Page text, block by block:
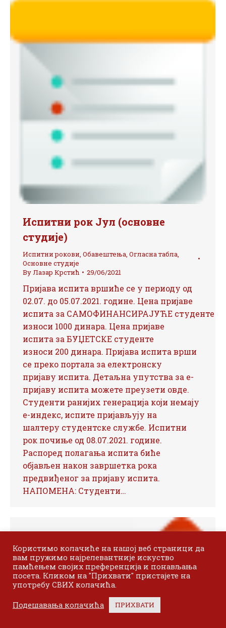
Испитни рок Јул (основне
студије)
Испитни рокови, Обавештења, Огласна табла,
Основне студије
ByЛазар Крстић 29/06/2021
Пријава испита вршиће се у периоду од
02.07. до 05.07.2021. године. Цена пријаве
испита за САМОФИНАНСИРАЈУЋЕ студенте
износи 1000 динара. Цена пријаве
испита за БУЏЕТСКЕ студенте
износи 200 динара. Пријава испита врши
се преко портала за електронску
пријаву испита. Детаљна упутства за е-
пријаву испита можете преузети овде.
Студенти ранијих генерација који немају
е-индекс, испите пријављују на
шалтеру студентске службе. Испитни
рок почиње од 08.07.2021. године.
Распоред полагања испита биће
објављен након завршетка рока
предвиђеног за пријаву испита.
НАПОМЕНА: Студенти…
Користимо колачиће на нашој веб страници да
вам пружимо најрелевантније искуство
памћењем својих преференција и понављања
посета. Кликом на "Прихвати" пристајете на
употребу СВИХ колачића.
Подешавања колачића ПРИХВАТИ